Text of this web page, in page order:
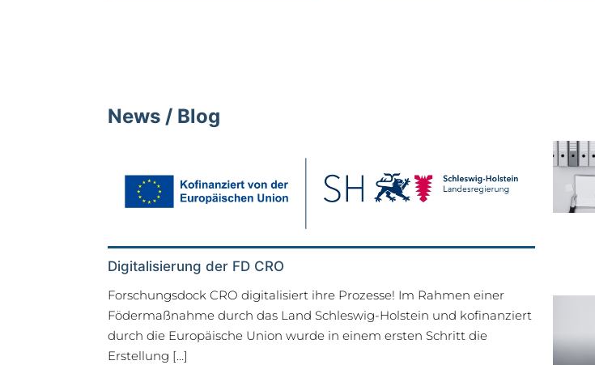
News / Blog
Digitalisierung der FD CRO
Forschungsdock CRO digitalisiert ihre Prozesse! Im Rahmen einer
Födermaßnahme durch das Land Schleswig-Holstein und kofinanziert
durch die Europäische Union wurde in einem ersten Schritt die
Erstellung […]